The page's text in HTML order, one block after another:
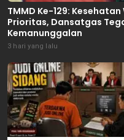
TMMD Ke-129:
Prioritas, Dansatgas
Kemanunggalan
3 hari yang lalu